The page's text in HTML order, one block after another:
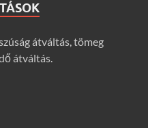
átváltás, tömeg
átváltás.